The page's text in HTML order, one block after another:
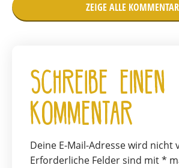
ZEIGE ALLE
Schreibe einen
Kommentar
Deine E-Mail-Adresse wird nicht
Erforderliche Felder sind mit*